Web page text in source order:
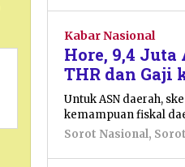
Kabar Nasional
Hore, 9,4 Juta
THR dan Gaji
Untuk ASN daerah,
kemampuan fiskal
Sorot Nasional,